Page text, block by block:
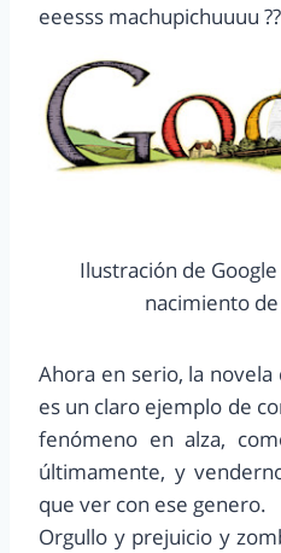
eeesss machupichuuuu
Ilustración de
nacimiento
Ahora en serio, la
es un claro ejemplo de
fenómeno en alza,
últimamente, y
que ver con ese genero.
Orgullo y prejuicio y